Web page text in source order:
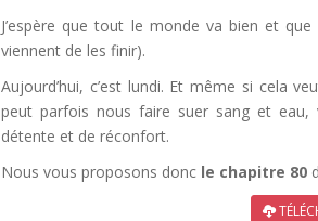
J’espère que tout le monde va bien et
viennent de les finir).
Aujourd’hui, c’est lundi. Et même si cela
peut parfois nous faire suer sang et eau,
détente et de réconfort.
Nous vous proposons donc le chapitre 80